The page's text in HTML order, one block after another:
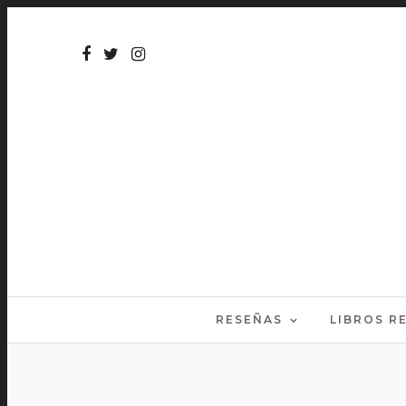
RESEÑAS LIBROS